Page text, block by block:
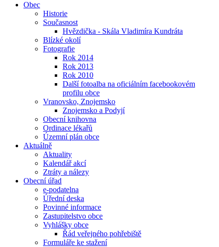
Obec
Historie
Současnost
Hvězdička - Skála Vladimíra Kundráta
Blízké okolí
Fotografie
Rok 2014
Rok 2013
Rok 2010
Další fotoalba na oficiálním facebookovém
profilu obce
Vranovsko, Znojemsko
Znojemsko a Podyjí
Obecní knihovna
Ordinace lékařů
Územní plán obce
Aktuálně
Aktuality
Kalendář akcí
Ztráty a nálezy
Obecní úřad
e-podatelna
Úřední deska
Povinné informace
Zastupitelstvo obce
Vyhlášky obce
Řád veřejného pohřebiště
Formuláře ke stažení